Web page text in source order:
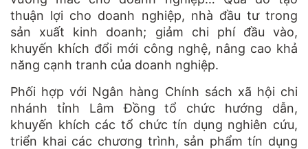
thuận lợi cho doanh nghiệp, nhà đầu tư trong
sản xuất kinh doanh; giảm chi phí đầu vào,
khuyến khích đổi mới công nghệ, nâng cao khả
năng cạnh tranh của doanh nghiệp.
Phối hợp với Ngân hàng Chính sách xã hội chi
nhánh tỉnh Lâm Đồng tổ chức hướng dẫn,
khuyến khích các tổ chức tín dụng nghiên cứu,
triển khai các chương trình, sản phẩm tín dụng